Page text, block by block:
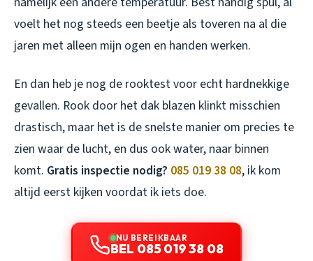
voelt het nog steeds een beetje als toveren na al die
jaren met alleen mijn ogen en handen werken.
En dan heb je nog de rooktest voor echt hardnekkige
gevallen. Rook door het dak blazen klinkt misschien
drastisch, maar het is de snelste manier om precies te
zien waar de lucht, en dus ook water, naar binnen
komt. Gratis inspectie nodig? 085 019 38 08, ik kom
altijd eerst kijken voordat ik iets doe.
NU BEREIKBAAR
BEL 085 019 38 08